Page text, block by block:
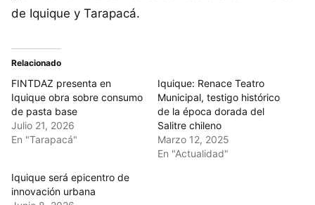
de Iquique y Tarapacá.
Relacionado
FINTDAZ presenta en
Iquique obra sobre consumo
de pasta base
Julio 21, 2026
En "Tarapacá"
Iquique: Renace Teatro
Municipal, testigo histórico
de la época dorada del
Salitre chileno
Marzo 12, 2025
En "Actualidad"
Iquique será epicentro de
innovación urbana